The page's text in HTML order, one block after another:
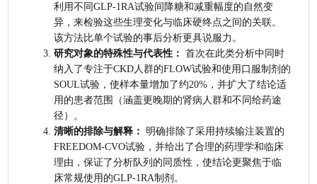
利用不同GLP-1RA试验间降糖和减重幅度的自然变
异，来检验这些生理变化与临床硬终点之间的关联。
该方法比单个试验的事后分析更具说服力。
研究对象的特殊性与代表性： 首次在此类分析中同时
纳入了专注于CKD人群的FLOW试验和使用口服制剂的
SOUL试验，使样本量增加了约20%，并扩大了结论适
用的患者范围（涵盖更晚期的肾病人群和不同给药途
径）。
清晰的排除与解释：
明确排除了采用持续输注装置的
FREEDOM-CVO试验，并给出了合理的药理学和临床
理由，保证了分析队列的同质性，使结论更聚焦于临
床常规使用的GLP-1RA制剂。